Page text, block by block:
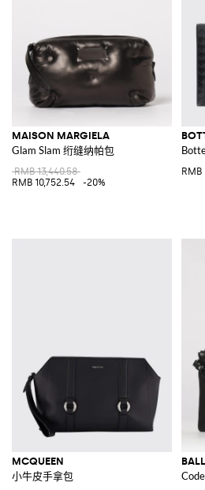
MAISON MARGIELA
Glam Slam 绗缝纳帕包
RMB 13,440.58
RMB 10,752.54
-20%
RMB
MCQUEEN
小牛皮手拿包